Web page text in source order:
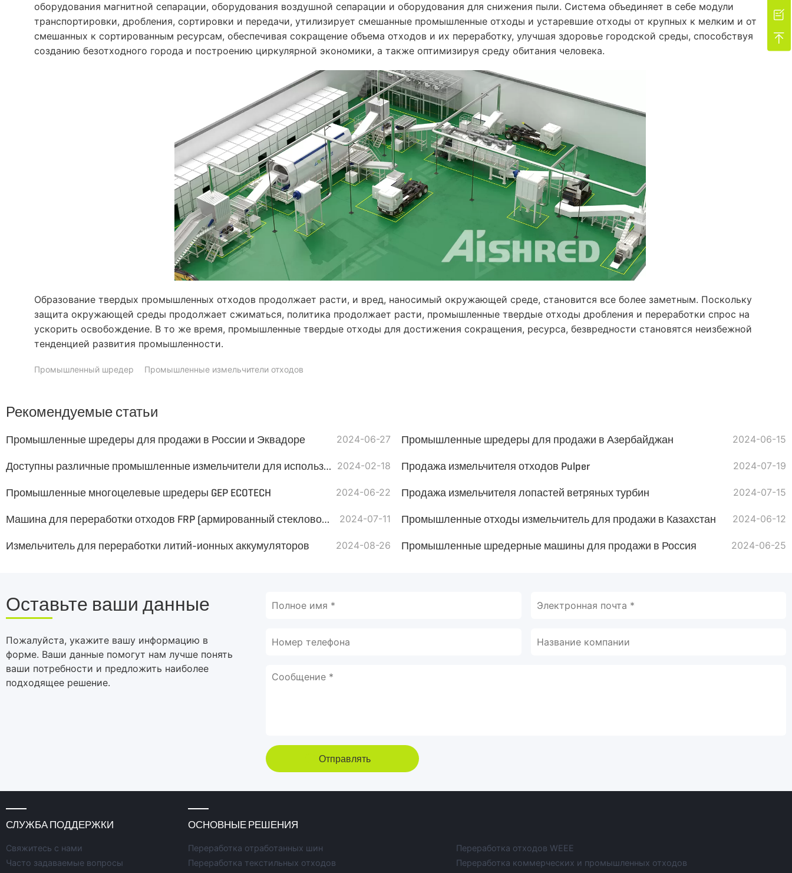
оборудования магнитной сепарации, оборудования воздушной сепарации и оборудования для снижения пыли. Система объединяет в себе модули
транспортировки, дробления, сортировки и передачи, утилизирует смешанные промышленные отходы и устаревшие отходы от крупных к мелким и от
смешанных к сортированным ресурсам, обеспечивая сокращение объема отходов и их переработку, улучшая здоровье городской среды, способствуя
созданию безотходного города и построению циркулярной экономики, а также оптимизируя среду обитания человека.
Образование твердых промышленных отходов продолжает расти, и вред, наносимый окружающей среде, становится все более заметным. Поскольку
защита окружающей среды продолжает сжиматься, политика продолжает расти, промышленные твердые отходы дробления и переработки спрос на
ускорить освобождение. В то же время, промышленные твердые отходы для достижения сокращения, ресурса, безвредности становятся неизбежной
тенденцией развития промышленности.
Промышленный шредер Промышленные измельчители отходов
Рекомендуемые статьи
Промышленные шредеры для продажи в России и Эквадоре 2024-06-27 Промышленные шредеры для продажи в Азербайджан 2024-06-15
Доступны различные промышленные измельчители для использования биоэнергии 2024-02-18 Продажа измельчителя отходов Pulper 2024-07-19
Промышленные многоцелевые шредеры GEP ECOTECH 2024-06-22 Продажа измельчителя лопастей ветряных турбин 2024-07-15
Машина для переработки отходов FRP (армированный стекловолокном пластик) 2024-07-11 Промышленные отходы измельчитель для продажи в Казахстан 2024-06-12
Измельчитель для переработки литий-ионных аккумуляторов 2024-08-26 Промышленные шредерные машины для продажи в Россия 2024-06-25
Оставьте ваши данные
Пожалуйста, укажите вашу информацию в
форме. Ваши данные помогут нам лучше понять
ваши потребности и предложить наиболее
подходящее решение.
Отправлять
СЛУЖБА ПОДДЕРЖКИ
Свяжитесь с нами
Часто задаваемые вопросы
ОСНОВНЫЕ РЕШЕНИЯ
Переработка отработанных шин
Переработка отходов WEEE
Переработка текстильных отходов
Переработка коммерческих и промышленных отходов

